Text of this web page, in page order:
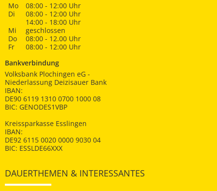
Mo
08:00 - 12:00 Uhr
Di
08:00 - 12:00 Uhr
14:00 - 18:00 Uhr
Mi
geschlossen
Do
08:00 - 12.00 Uhr
Fr
08:00 - 12:00 Uhr
Bankverbindung
Volksbank Plochingen eG -
Niederlassung Deizisauer Bank
IBAN:
DE90 6119 1310 0700 1000 08
BIC: GENODES1VBP
Kreissparkasse Esslingen
IBAN:
DE92 6115 0020 0000 9030 04
BIC: ESSLDE66XXX
DAUERTHEMEN & INTERESSANTES